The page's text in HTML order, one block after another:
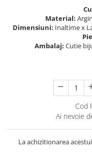
Material:
Dimensiuni: Inaltime x
Ambalaj: Cutie
Cod
Ai nevoie
La achizitionarea